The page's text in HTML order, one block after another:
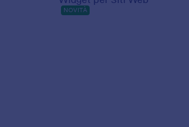
NOVITÀ